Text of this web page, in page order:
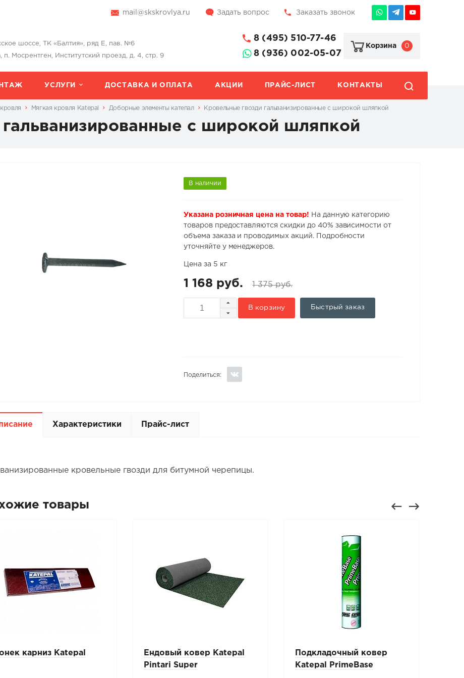
mail@skskrovlya.ru Задать вопрос Заказать звонок
шоссе, ТК «Балтия», ряд Е, пав. №6
п. Мосрентген, Институтский проезд, д. 4, стр. 9
8 (495) 510-77-46
8 (936) 002-05-07
Корзина 0
УСЛУГИ ДОСТАВКА И ОПЛАТА АКЦИИ ПРАЙС-ЛИСТ КОНТАКТЫ
Мягкая кровля Katepal Доборные элементы катепал Кровельные гвозди гальванизированные с широкой шляпкой
гальванизированные с широкой шляпкой
В наличии
Указана розничная цена на товар! На данную категорию
товаров предоставляются скидки до 40% зависимости от
объема заказа и проводимых акций. Подробности
уточняйте у менеджеров.
Цена за 5 кг
1 168 руб. 1 375 руб.
В корзину Быстрый заказ
Поделиться:
Характеристики Прайс-лист
кровельные гвозди для битумной черепицы.
товары
карниз Katepal
Ендовый ковер Katepal
Pintari Super
Подкладочный ковер
Katepal PrimeBase